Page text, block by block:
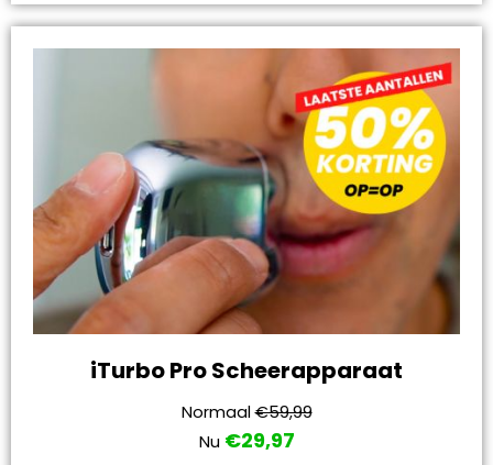
iTurbo Pro Scheerapparaat
Normaal€59,99
Nu €29,97